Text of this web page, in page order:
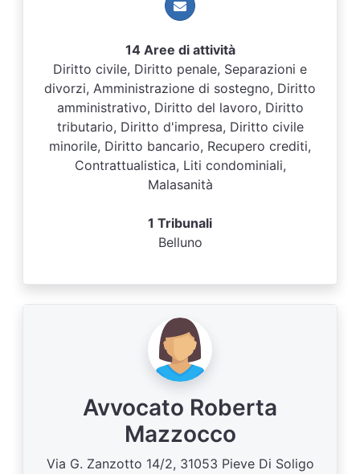
14 Aree di attività
Diritto civile, Diritto penale, Separazioni e
divorzi, Amministrazione di sostegno, Diritto
amministrativo, Diritto del lavoro, Diritto
tributario, Diritto d'impresa, Diritto civile
minorile, Diritto bancario, Recupero crediti,
Contrattualistica, Liti condominiali,
Malasanità
1 Tribunali
Belluno
Avvocato Roberta
Mazzocco
Via G. Zanzotto 14/2, 31053 Pieve Di Soligo